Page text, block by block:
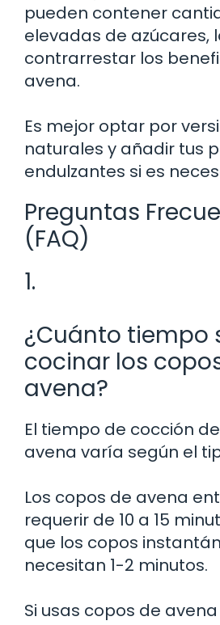
pueden contener
elevadas de azúcares,
contrarrestar los
avena.
Es mejor optar por
naturales y añadir tus
endulzantes si es
Preguntas
(FAQ)
1.
¿Cuánto tiempo
cocinar los
avena?
El tiempo de cocción
avena varía según el
Los copos de avena
requerir de 10 a 15
que los copos
necesitan 1-2 minutos.
Si usas copos de